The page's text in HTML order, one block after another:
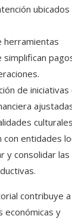
ubicados
herramientas
simplifican
de iniciativas
con entidades
y consolidar las
contribuye a
económicas y